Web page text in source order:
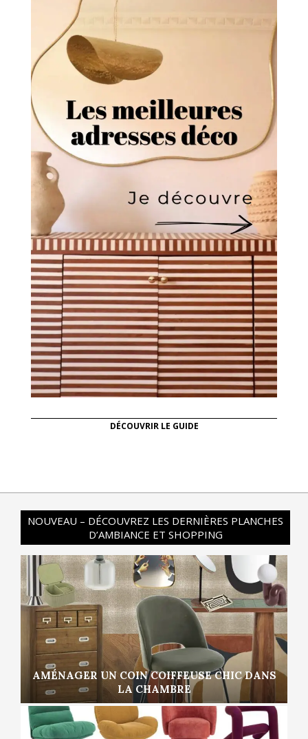
DÉCOUVRIR LE GUIDE
NOUVEAU – DÉCOUVREZ LES DERNIÈRES PLANCHES
D’AMBIANCE ET SHOPPING
AMÉNAGER UN COIN COIFFEUSE CHIC DANS
LA CHAMBRE